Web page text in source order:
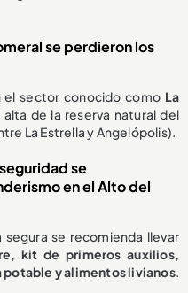
se perdieron los
el sector conocido como La
de la reserva natural del
La Estrella y Angelópolis).
se
en el Alto del
segura se recomienda llevar
kit de primeros auxilios,
y alimentos livianos.